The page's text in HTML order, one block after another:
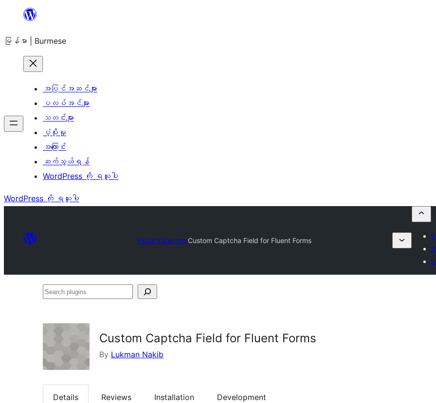
အကြောင်းအရာ
ကျော်သွား
မြန်မာ | Burmese
အပြင်အဆင်များ
ပလပ်အင်များ
သတင်းများ
ပံ့ပိုးမှု
အကြောင်း
ဆက်သွယ်ရန်
WordPress ကို ရယူပါ
WordPress ကို ရယူပါ
Plugin DirectoryCustom Captcha Field for Fluent Forms
Search
Custom Captcha Field for Fluent Forms
By Lukman Nakib
Details Reviews Installation Development